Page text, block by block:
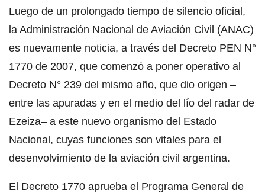
Luego de un prolongado tiempo de silencio oficial,
la Administración Nacional de Aviación Civil (ANAC)
es nuevamente noticia, a través del Decreto PEN N°
1770 de 2007, que comenzó a poner operativo al
Decreto N° 239 del mismo año, que dio origen –
entre las apuradas y en el medio del lío del radar de
Ezeiza– a este nuevo organismo del Estado
Nacional, cuyas funciones son vitales para el
desenvolvimiento de la aviación civil argentina.
El Decreto 1770 aprueba el Programa General de